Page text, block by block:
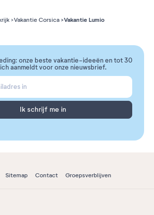
Vakantie Corsica Vakantie Lumio
onze beste vakantie-ideeën en tot 30
aanmeldt voor onze nieuwsbrief.
Ik schrijf me in
Sitemap Contact Groepsverblijven